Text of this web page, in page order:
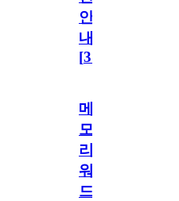
안
내
[31
메
모
리
워
드